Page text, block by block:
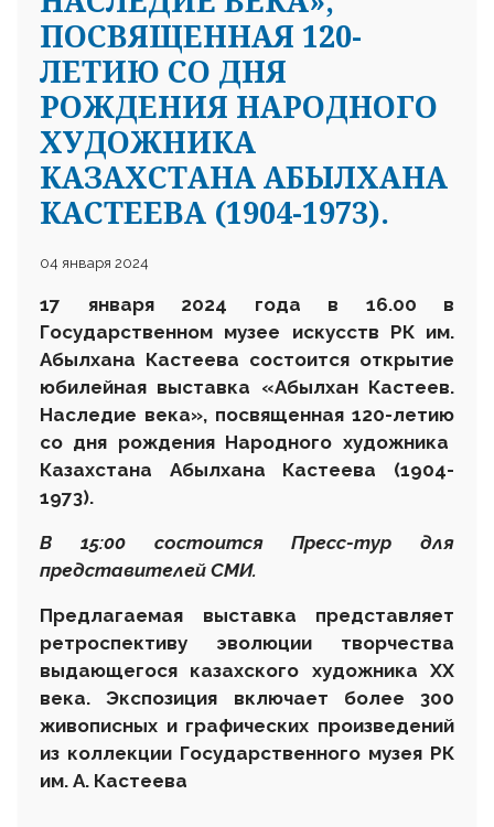
ПОСВЯЩЕННАЯ 120-
ЛЕТИЮ СО ДНЯ
РОЖДЕНИЯ НАРОДНОГО
ХУДОЖНИКА
КАЗАХСТАНА АБЫЛХАНА
КАСТЕЕВА (1904-1973).
04 января 2024
17 января 2024 года в 16.00 в
Государственном музее искусств РК им.
Абылхана Кастеева состоится открытие
юбилейная выставка «Абылхан Кастеев.
Наследие века», посвященная 120-летию
со дня рождения Народного художника
Казахстана Абылхана Кастеева (1904-
1973).
В 15:00 состоится Пресс-тур для
представителей СМИ.
Предлагаемая выставка представляет
ретроспективу эволюции творчества
выдающегося казахского художника ХХ
века. Экспозиция включает более 300
живописных и графических произведений
из коллекции Государственного музея РК
им. А. Кастеева